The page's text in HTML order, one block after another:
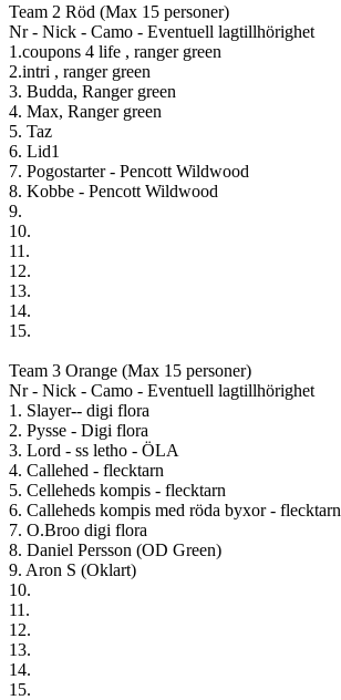
Team 2 Röd (Max 15 personer)
Nr - Nick - Camo - Eventuell lagtillhörighet
1.coupons 4 life , ranger green
2.intri , ranger green
3. Budda, Ranger green
4. Max, Ranger green
5. Taz
6. Lid1
7. Pogostarter - Pencott Wildwood
8. Kobbe - Pencott Wildwood
9.
10.
11.
12.
13.
14.
15.
Team 3 Orange (Max 15 personer)
Nr - Nick - Camo - Eventuell lagtillhörighet
1. Slayer-- digi flora
2. Pysse - Digi flora
3. Lord - ss letho - ÖLA
4. Callehed - flecktarn
5. Celleheds kompis - flecktarn
6. Calleheds kompis med röda byxor - flecktarn
7. O.Broo digi flora
8. Daniel Persson (OD Green)
9. Aron S (Oklart)
10.
11.
12.
13.
14.
15.